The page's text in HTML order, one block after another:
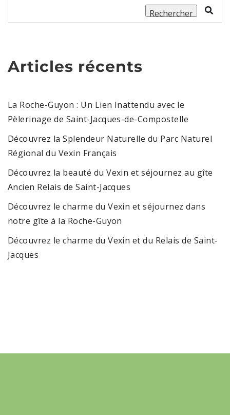
Rechercher
Articles récents
La Roche-Guyon : Un Lien Inattendu avec le
Pèlerinage de Saint-Jacques-de-Compostelle
Découvrez la Splendeur Naturelle du Parc Naturel
Régional du Vexin Français
Découvrez la beauté du Vexin et séjournez au gîte
Ancien Relais de Saint-Jacques
Découvrez le charme du Vexin et séjournez dans
notre gîte à la Roche-Guyon
Découvrez le charme du Vexin et du Relais de Saint-
Jacques